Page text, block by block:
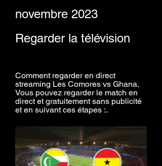
novembre 2023
Regarder la télévision
Comment regarder en direct
streaming Les Comores vs Ghana.
Vous pouvez regarder le match en
direct et gratuitement sans publicité
et en suivant ces étapes :.